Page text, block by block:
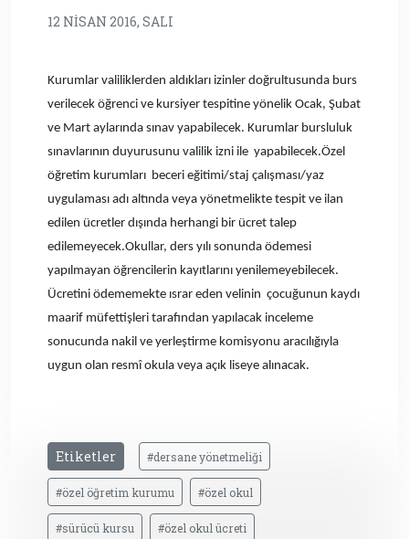
12 NISAN 2016, SALI
Kurumlar valiliklerden aldıkları izinler doğrultusunda burs
verilecek öğrenci ve kursiyer tespitine yönelik Ocak, Şubat
ve Mart aylarında sınav yapabilecek. Kurumlar bursluluk
sınavlarının duyurusunu valilik izni ile yapabilecek.Özel
öğretim kurumları beceri eğitimi/staj çalışması/yaz
uygulaması adı altında veya yönetmelikte tespit ve ilan
edilen ücretler dışında herhangi bir ücret talep
edilemeyecek.Okullar, ders yılı sonunda ödemesi
yapılmayan öğrencilerin kayıtlarını yenilemeyebilecek.
Ücretini ödememekte ısrar eden velinin çocuğunun kaydı
maarif müfettişleri tarafından yapılacak inceleme
sonucunda nakil ve yerleştirme komisyonu aracılığıyla
uygun olan resmî okula veya açık liseye alınacak.
Etiketler #dersane yönetmeliği
#özel öğretim kurumu #özel okul
#sürücü kursu #özel okul ücreti